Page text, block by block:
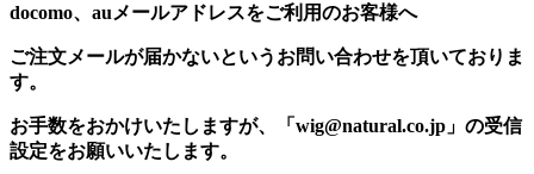
docomo、auメールアドレスをご利用のお客様へ
ご注文メールが届かないというお問い合わせを頂いておりま
す。
お手数をおかけいたしますが、「wig@natural.co.jp」の受信
設定をお願いいたします。